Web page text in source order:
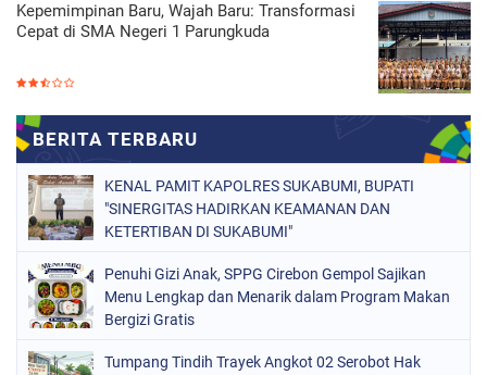
Kepemimpinan Baru, Wajah Baru: Transformasi
Cepat di SMA Negeri 1 Parungkuda
KENAL PAMIT KAPOLRES SUKABUMI, BUPATI
"SINERGITAS HADIRKAN KEAMANAN DAN
KETERTIBAN DI SUKABUMI"
Penuhi Gizi Anak, SPPG Cirebon Gempol Sajikan
Menu Lengkap dan Menarik dalam Program Makan
Bergizi Gratis
Tumpang Tindih Trayek Angkot 02 Serobot Hak